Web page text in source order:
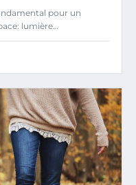
pour un
lumière…